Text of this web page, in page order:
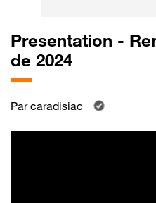
Presentation -
de 2024
Parcaradisiac